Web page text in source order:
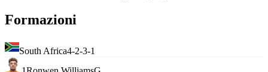
Formazioni
South Africa4-2-3-1